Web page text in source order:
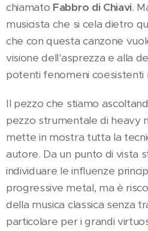
chiamato Fabbro di Chiavi.
musicista che si cela dietro
che con questa canzone
visione dell'asprezza e alla
potenti fenomeni coesistenti
Il pezzo che stiamo
pezzo strumentale di heavy
mette in mostra tutta la
autore. Da un punto di vista
individuare le influenze
progressive metal, ma è
della musica classica senza
particolare per i grandi